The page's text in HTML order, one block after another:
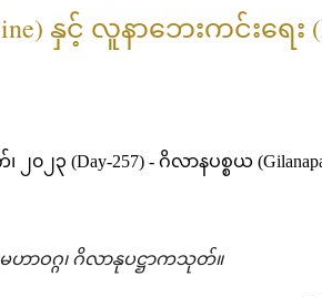
နှင့် လူနာဘေးကင်းရေး
(Day-257) - ဂိလာနပစ္စယ
ာဝဂ္ဂ၊ ဂိလာနုပဋ္ဌာကသုတ်။